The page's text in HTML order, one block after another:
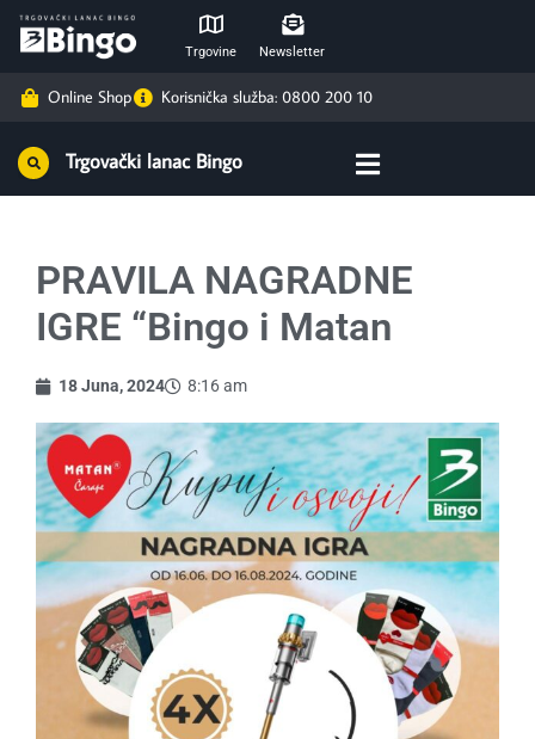
Trgovine Newsletter
Online Shop Korisnička služba: 0800 200 10
Trgovački lanac Bingo
PRAVILA NAGRADNE
IGRE “Bingo i Matan
18 Juna, 2024 8:16 am